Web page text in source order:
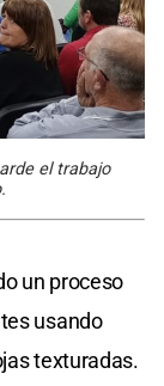
el trabajo
un proceso
usando
texturadas.